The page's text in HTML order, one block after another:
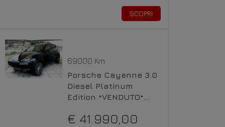
SCOPRI
69000 Km
Porsche Cayenne 3.0
Diesel Platinum
Edition *VENDUTO*
€ 41.990,00